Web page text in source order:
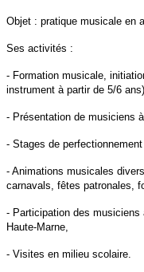
Objet : pratique musicale en
Ses activités :
- Formation musicale,
instrument à partir de 5/6 ans)
- Présentation de musiciens
- Stages de
- Animations musicales
carnavals, fêtes patronales,
- Participation des musiciens
Haute-Marne,
- Visites en milieu scolaire.